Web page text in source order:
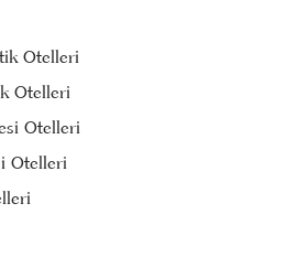
Otelleri
Otelleri
Otelleri
Otelleri